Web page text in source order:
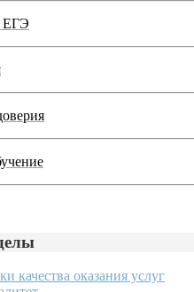
ЕГЭ
качества оказания услуг